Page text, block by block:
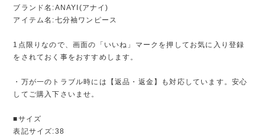
ブランド名:ANAYI(アナイ)
アイテム名:七分袖ワンピース
1点限りなので、画面の「いいね」マークを押してお気に入り登録
をされておく事をおすすめします。
・万が一のトラブル時には【返品・返金】も対応しています。安心
してご購入下さいませ。
■サイズ
表記サイズ:38